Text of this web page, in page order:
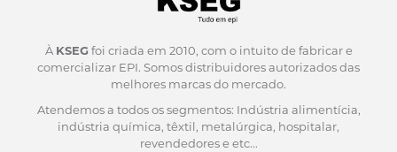
À KSEG foi criada em 2010, com o intuito de fabricar e
comercializar EPI. Somos distribuidores autorizados das
melhores marcas do mercado.
Atendemos a todos os segmentos: Indústria alimentícia,
indústria química, têxtil, metalúrgica, hospitalar,
revendedores e etc...